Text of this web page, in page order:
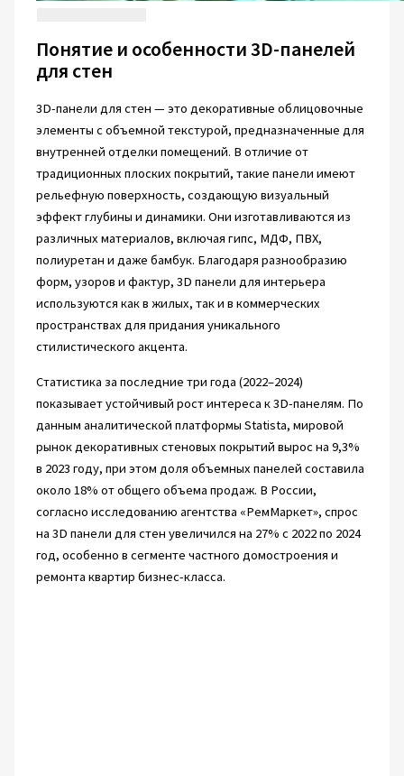
Понятие и особенности 3D-панелей
для стен
3D-панели для стен — это декоративные облицовочные
элементы с объемной текстурой, предназначенные для
внутренней отделки помещений. В отличие от
традиционных плоских покрытий, такие панели имеют
рельефную поверхность, создающую визуальный
эффект глубины и динамики. Они изготавливаются из
различных материалов, включая гипс, МДФ, ПВХ,
полиуретан и даже бамбук. Благодаря разнообразию
форм, узоров и фактур, 3D панели для интерьера
используются как в жилых, так и в коммерческих
пространствах для придания уникального
стилистического акцента.
Статистика за последние три года (2022–2024)
показывает устойчивый рост интереса к 3D-панелям. По
данным аналитической платформы Statista, мировой
рынок декоративных стеновых покрытий вырос на 9,3%
в 2023 году, при этом доля объемных панелей составила
около 18% от общего объема продаж. В России,
согласно исследованию агентства «РемМаркет», спрос
на 3D панели для стен увеличился на 27% с 2022 по 2024
год, особенно в сегменте частного домостроения и
ремонта квартир бизнес-класса.